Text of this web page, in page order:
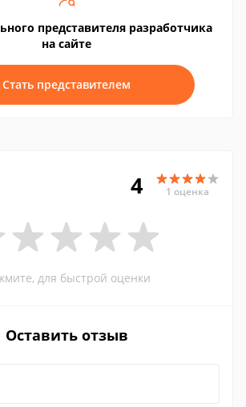
представителя разработчика
на сайте
Стать представителем
4 1 оценка
для быстрой оценки
Оставить отзыв